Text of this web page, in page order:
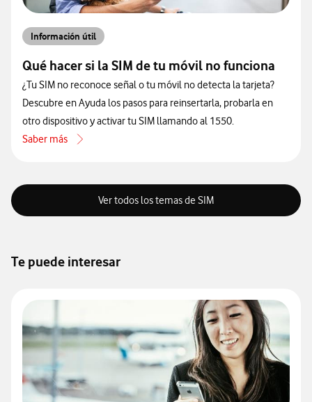
Información útil
Qué hacer si la SIM de tu móvil no funciona
¿Tu SIM no reconoce señal o tu móvil no detecta la tarjeta?
Descubre en Ayuda los pasos para reinsertarla, probarla en
otro dispositivo y activar tu SIM llamando al 1550.
Saber más
acerca de Qué hacer si la SIM de tu móvil no funciona
Ver todos los temas de SIM
Te puede interesar